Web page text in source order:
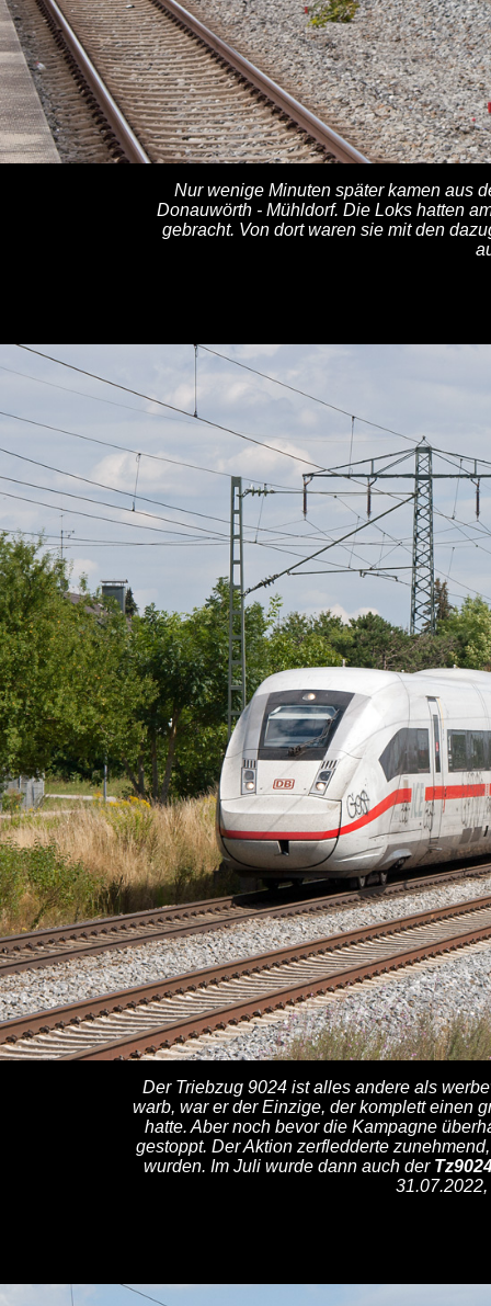
Nur wenige Minuten später kamen aus
Donauwörth - Mühldorf. Die Loks hatten
gebracht. Von dort waren sie mit den
Der Triebzug 9024 ist alles andere als
warb, war er der Einzige, der komplett einen
hatte. Aber noch bevor die Kampagne
gestoppt. Der Aktion zerfledderte
wurden. Im Juli wurde dann auch der